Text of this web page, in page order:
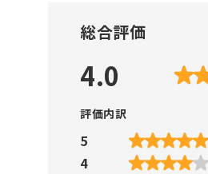
総合評価
4.0
評価内訳
5
4